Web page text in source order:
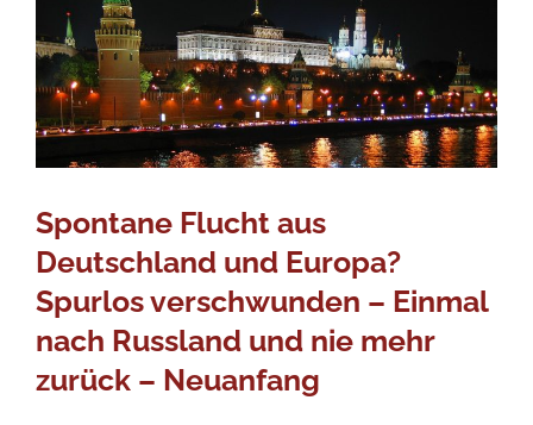
Spontane Flucht aus
Deutschland und Europa?
Spurlos verschwunden – Einmal
nach Russland und nie mehr
zurück – Neuanfang